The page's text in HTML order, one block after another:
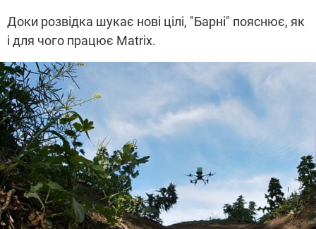
Доки розвідка шукає нові цілі, "Барні" пояснює, як
і для чого працює Matrix.